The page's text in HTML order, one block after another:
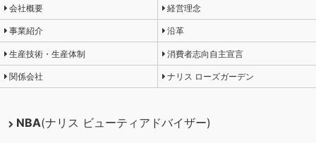
会社概要 経営理念
事業紹介 沿革
生産技術・生産体制 消費者志向自主宣言
関係会社 ナリス ローズガーデン
NBA(ナリス ビューティアドバイザー)